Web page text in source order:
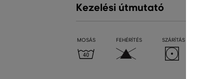
Kezelési útmutató
MOSÁS FEHÉRÍTÉS SZÁRÍTÁS